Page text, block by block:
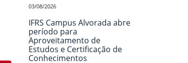
03/08/2026
IFRS Campus Alvorada abre
período para
Aproveitamento de
Estudos e Certificação de
Conhecimentos